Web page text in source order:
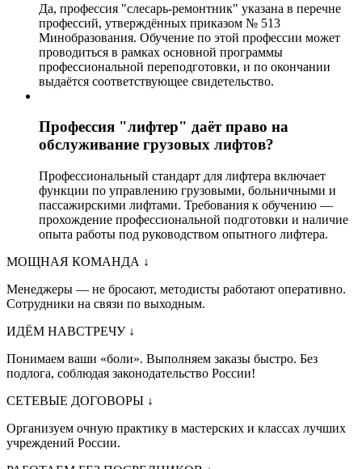
Да, профессия "слесарь-ремонтник" указана в перечне
профессий, утверждённых приказом № 513
Минобразования. Обучение по этой профессии может
проводиться в рамках основной программы
профессиональной переподготовки, и по окончании
выдаётся соответствующее свидетельство.
Профессия "лифтер" даёт право на
обслуживание грузовых лифтов?
Профессиональный стандарт для лифтера включает
функции по управлению грузовыми, больничными и
пассажирскими лифтами. Требования к обучению —
прохождение профессиональной подготовки и наличие
опыта работы под руководством опытного лифтера.
МОЩНАЯ КОМАНДА ↓
Менеджеры — не бросают, методисты работают оперативно.
Сотрудники на связи по выходным.
ИДЁМ НАВСТРЕЧУ ↓
Понимаем ваши «боли». Выполняем заказы быстро. Без
подлога, соблюдая законодательство России!
СЕТЕВЫЕ ДОГОВОРЫ ↓
Организуем очную практику в мастерских и классах лучших
учреждений России.